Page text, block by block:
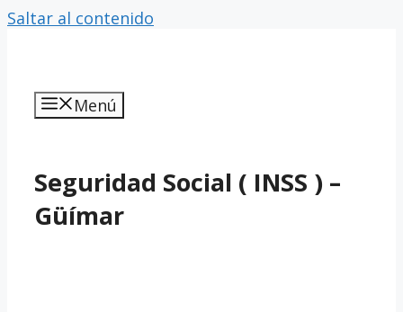
Saltar al contenido
Menú
Seguridad Social ( INSS ) –
Güímar